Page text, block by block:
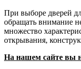
При выборе дверей
обращать внимание
множество
открывания,
На нашем сайте вы